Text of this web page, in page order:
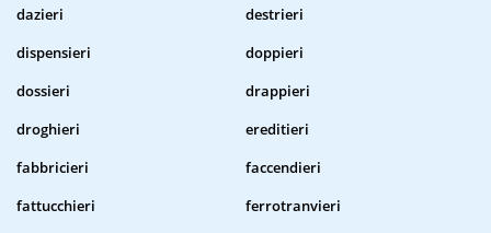
dazieri
destrieri
dispensieri
doppieri
dossieri
drappieri
droghieri
ereditieri
fabbricieri
faccendieri
fattucchieri
ferrotranvieri